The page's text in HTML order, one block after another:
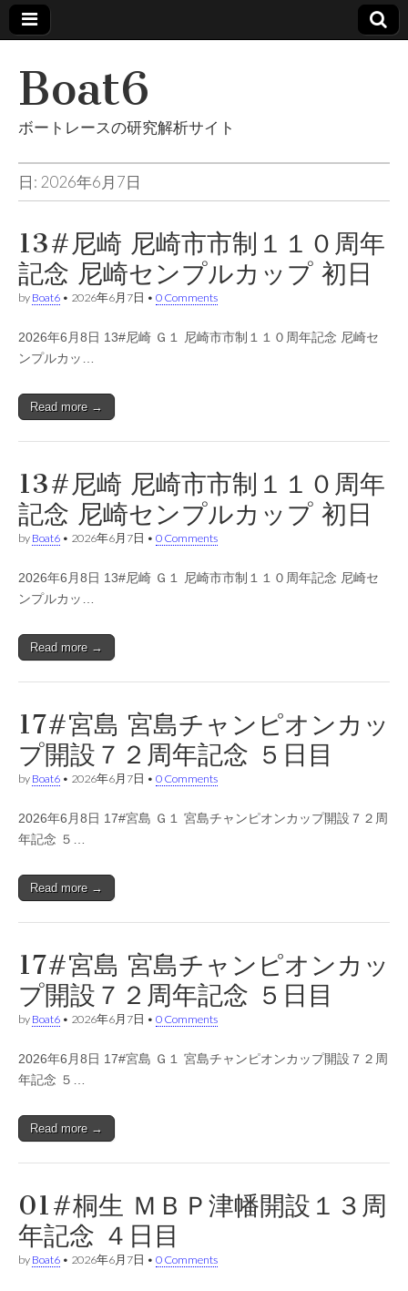
Boat6
ボートレースの研究解析サイト
日: 2026年6月7日
13#尼崎 尼崎市市制１１０周年
記念 尼崎センプルカップ 初日
by Boat6 • 2026年6月7日 • 0 Comments
2026年6月8日 13#尼崎 Ｇ１ 尼崎市市制１１０周年記念 尼崎セ
ンプルカッ…
Read more →
13#尼崎 尼崎市市制１１０周年
記念 尼崎センプルカップ 初日
by Boat6 • 2026年6月7日 • 0 Comments
2026年6月8日 13#尼崎 Ｇ１ 尼崎市市制１１０周年記念 尼崎セ
ンプルカッ…
Read more →
17#宮島 宮島チャンピオンカッ
プ開設７２周年記念 ５日目
by Boat6 • 2026年6月7日 • 0 Comments
2026年6月8日 17#宮島 Ｇ１ 宮島チャンピオンカップ開設７２周
年記念 ５…
Read more →
17#宮島 宮島チャンピオンカッ
プ開設７２周年記念 ５日目
by Boat6 • 2026年6月7日 • 0 Comments
2026年6月8日 17#宮島 Ｇ１ 宮島チャンピオンカップ開設７２周
年記念 ５…
Read more →
01#桐生 ＭＢＰ津幡開設１３周
年記念 ４日目
by Boat6 • 2026年6月7日 • 0 Comments